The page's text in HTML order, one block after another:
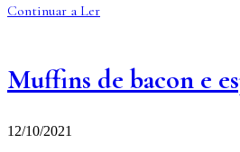
Continuar a Ler
Muffins de bacon e
12/10/2021